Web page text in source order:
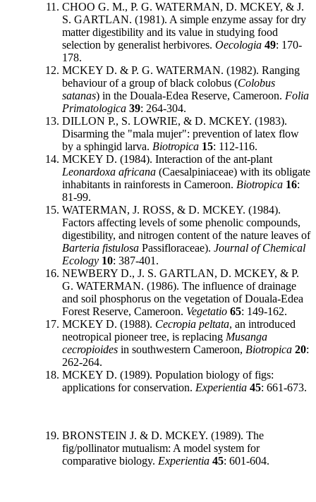
CHOO G. M., P. G. WATERMAN, D. MCKEY, & J.
S. GARTLAN. (1981). A simple enzyme assay for dry
matter digestibility and its value in studying food
selection by generalist herbivores. Oecologia 49: 170-
178.
MCKEY D. & P. G. WATERMAN. (1982). Ranging
behaviour of a group of black colobus (Colobus
satanas) in the Douala-Edea Reserve, Cameroon. Folia
Primatologica 39: 264-304.
DILLON P., S. LOWRIE, & D. MCKEY. (1983).
Disarming the "mala mujer": prevention of latex flow
by a sphingid larva. Biotropica 15: 112-116.
MCKEY D. (1984). Interaction of the ant-plant
Leonardoxa africana (Caesalpiniaceae) with its obligate
inhabitants in rainforests in Cameroon. Biotropica 16:
81-99.
WATERMAN, J. ROSS, & D. MCKEY. (1984).
Factors affecting levels of some phenolic compounds,
digestibility, and nitrogen content of the nature leaves of
Barteria fistulosa Passifloraceae). Journal of Chemical
Ecology 10: 387-401.
NEWBERY D., J. S. GARTLAN, D. MCKEY, & P.
G. WATERMAN. (1986). The influence of drainage
and soil phosphorus on the vegetation of Douala-Edea
Forest Reserve, Cameroon. Vegetatio 65: 149-162.
MCKEY D. (1988). Cecropia peltata, an introduced
neotropical pioneer tree, is replacing Musanga
cecropioides in southwestern Cameroon, Biotropica 20:
262-264.
MCKEY D. (1989). Population biology of figs:
applications for conservation. Experientia 45: 661-673.
BRONSTEIN J. & D. MCKEY. (1989). The
fig/pollinator mutualism: A model system for
comparative biology. Experientia 45: 601-604.